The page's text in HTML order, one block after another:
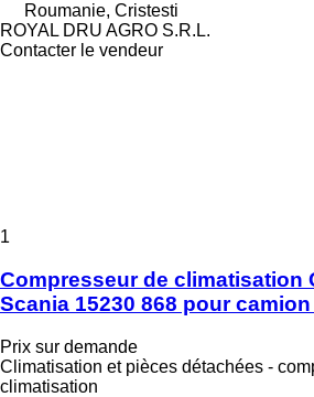
Roumanie, Cristesti
ROYAL DRU AGRO S.R.L.
Contacter le vendeur
1
Compresseur de climatisation
Scania 15230 868 pour
Prix sur demande
Climatisation et pièces détachées -
climatisation